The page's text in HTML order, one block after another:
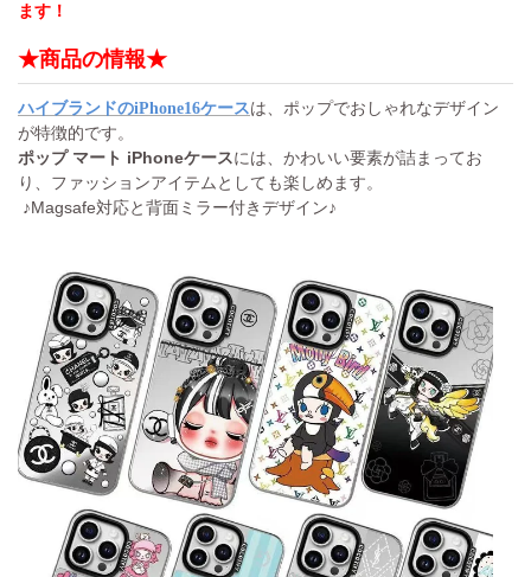
ます！
★商品の情報★
ハイブランドのiPhone16ケースは、ポップでおしゃれなデザイン
が特徴的です。
ポップ マート iPhoneケースには、かわいい要素が詰まってお
り、ファッションアイテムとしても楽しめます。
♪Magsafe対応と背面ミラー付きデザイン♪